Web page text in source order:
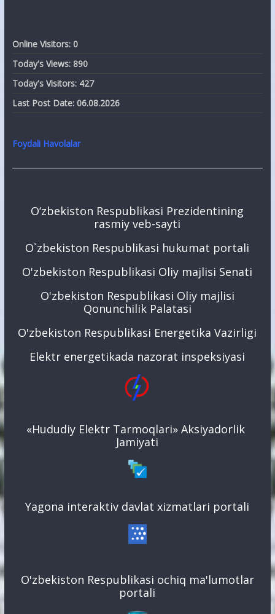
Online Visitors: 0
Today's Views: 890
Today's Visitors: 427
Last Post Date: 06.08.2026
Foydali Havolalar
O‘zbekiston Respublikasi Prezidentining
rasmiy veb-sayti
O`zbekiston Respublikasi hukumat portali
O'zbekiston Respublikasi Oliy majlisi Senati
O'zbekiston Respublikasi Oliy majlisi
Qonunchilik Palatasi
O'zbekiston Respublikasi Energetika Vazirligi
Elektr energetikada nazorat inspeksiyasi
«Hududiy Elektr Tarmoqlari» Aksiyadorlik
Jamiyati
Yagona interaktiv davlat xizmatlari portali
O'zbekiston Respublikasi ochiq ma'lumotlar
portali